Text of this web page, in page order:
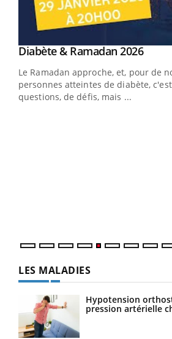
Youtube
Diabète & Ramadan 2026
Le Ramadan approche, et, pour de
personnes atteintes de diabète,
questions, de défis, mais ...
LES MALADIES
Hypotension
pression artérielle